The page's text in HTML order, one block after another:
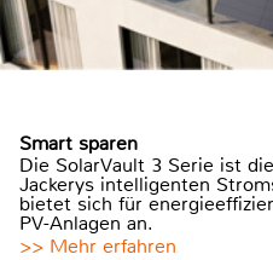
Smart sparen
Die SolarVault 3 Serie ist
Jackerys intelligenten
bietet sich für
PV-Anlagen an.
>> Mehr erfahren